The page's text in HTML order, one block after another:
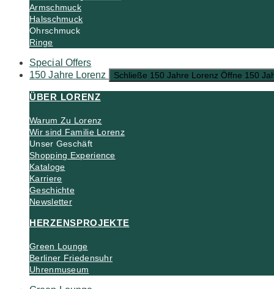
Armschmuck
Halsschmuck
Ohrschmuck
Ringe
Special Offers
150 Jahre Lorenz
Schließe 150 Jahre Lorenz Öffne 150
ÜBER LORENZ
Warum Zu Lorenz
Wir sind Familie Lorenz
Unser Geschäft
Shopping Experience
Kataloge
Karriere
Geschichte
Newsletter
HERZENSPROJEKTE
Green Lounge
Berliner Friedensuhr
Uhrenmuseum